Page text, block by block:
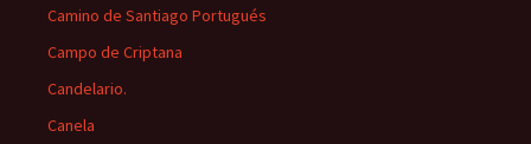
Camino de Santiago Portugués
Campo de Criptana
Candelario.
Canela